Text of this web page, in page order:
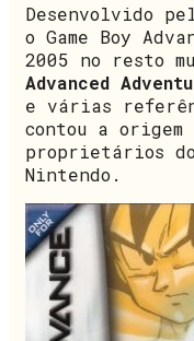
Desenvolvido
o Game Boy
2005 no resto
Advanced
e várias
contou a origem
proprietários
Nintendo.